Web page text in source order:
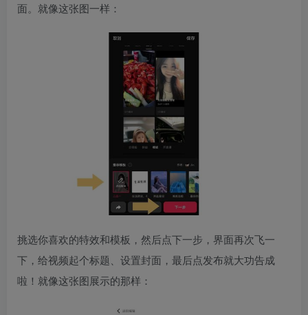
面。就像这张图一样：
挑选你喜欢的特效和模板，然后点下一步，界面再次飞一
下，给视频起个标题、设置封面，最后点发布就大功告成
啦！就像这张图展示的那样：